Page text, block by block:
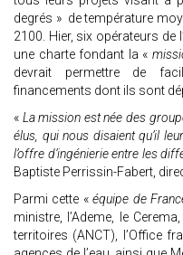
degrés » de température
2100. Hier, six opérateurs de
une charte fondant la «
devrait permettre de
financements dont ils sont
« La mission est née des
élus, qui nous disaient qu’il
l’offre d’ingénierie entre les
Baptiste Perrissin-Fabert,
Parmi cette «équipe de
ministre, l’Ademe, le
territoires (ANCT), l’Office